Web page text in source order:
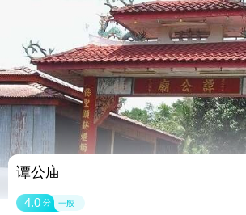
谭公庙
4.0 分 一般